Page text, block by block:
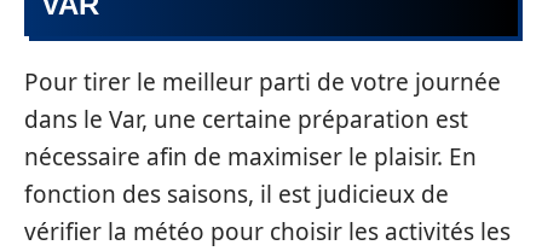
Pour tirer le meilleur parti de votre journée
dans le Var, une certaine préparation est
nécessaire afin de maximiser le plaisir. En
fonction des saisons, il est judicieux de
vérifier la météo pour choisir les activités les